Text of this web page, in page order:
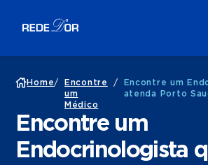
Home/
Encontre
um
Médico
/
Encontre um
atenda Porto
Encontre um
Endocrinologista